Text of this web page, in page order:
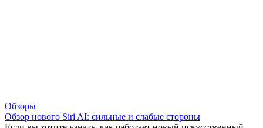
Обзоры
Обзор нового Siri AI: сильные и слабые стороны